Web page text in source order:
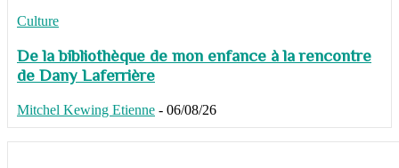
Culture
De la bibliothèque de mon enfance à la rencontre
de Dany Laferrière
Mitchel Kewing Etienne - 06/08/26